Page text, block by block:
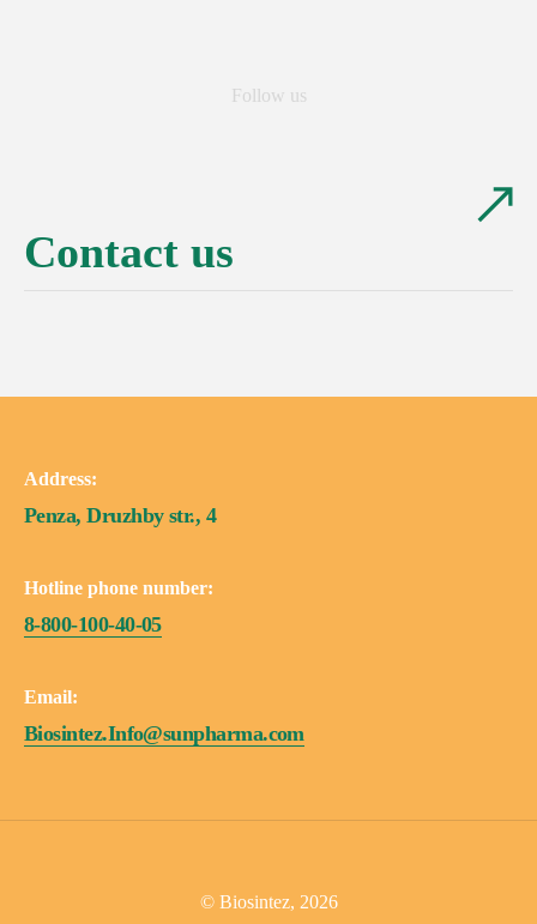
Follow us
Contact us
Address:
Penza, Druzhby str., 4
Hotline phone number:
8-800-100-40-05
Email:
Biosintez.Info@sunpharma.com
© Biosintez, 2026